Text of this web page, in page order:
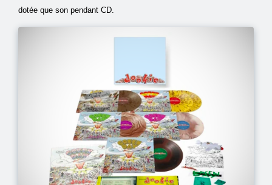
dotée que son pendant CD.